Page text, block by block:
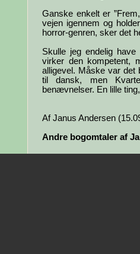
Ganske enkelt er
vejen igennem og
horror-genren, sker det
Skulle jeg endelig
virker den kompetent,
alligevel. Måske var det
til dansk, men
benævnelser. En lille
Af Janus Andersen
Andre bogomtaler af